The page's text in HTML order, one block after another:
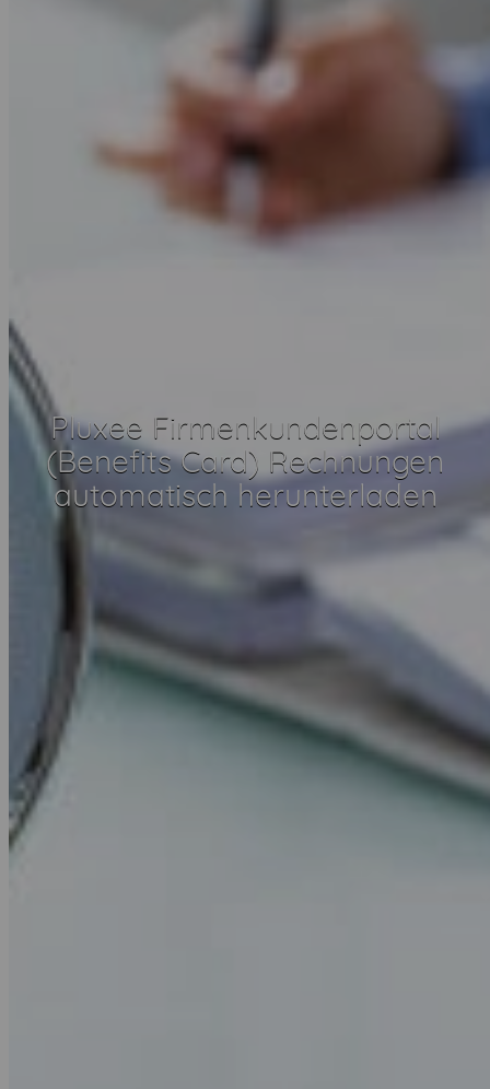
Pluxee Firmenkundenportal
(Benefits Card) Rechnungen
automatisch herunterladen